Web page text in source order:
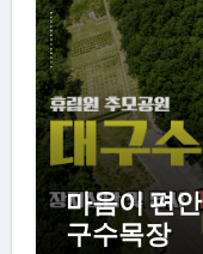
마음이 편
구수목장